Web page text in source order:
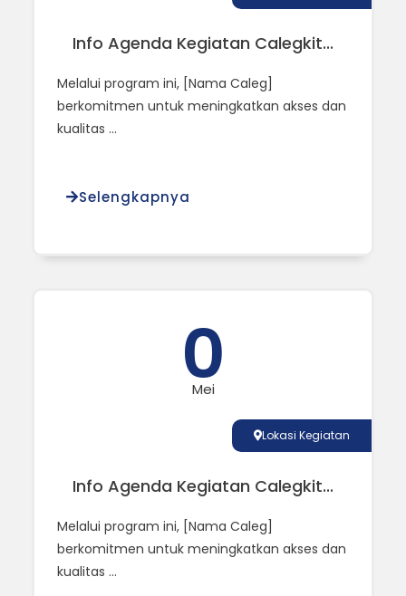
Info Agenda Kegiatan Calegkit...
Melalui program ini, [Nama Caleg]
berkomitmen untuk meningkatkan akses dan
kualitas ...
Selengkapnya
Mei
0
Lokasi Kegiatan
Info Agenda Kegiatan Calegkit...
Melalui program ini, [Nama Caleg]
berkomitmen untuk meningkatkan akses dan
kualitas ...